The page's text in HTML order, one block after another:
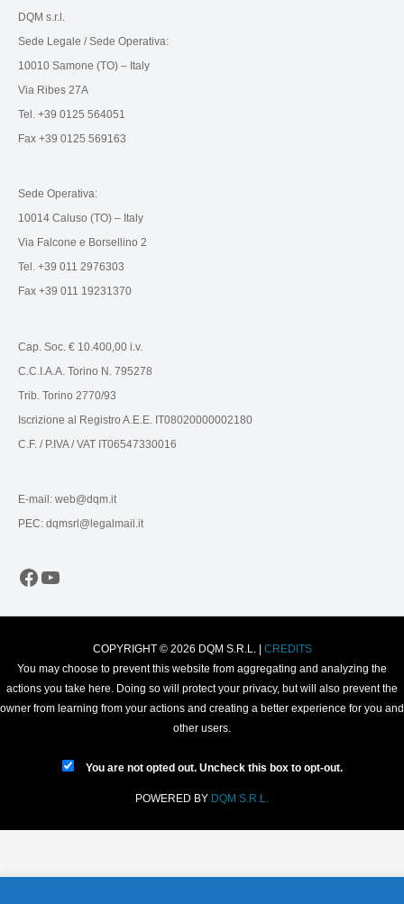
DQM s.r.l.
Sede Legale / Sede Operativa:
10010 Samone (TO) – Italy
Via Ribes 27A
Tel. +39 0125 564051
Fax +39 0125 569163
Sede Operativa:
10014 Caluso (TO) – Italy
Via Falcone e Borsellino 2
Tel. +39 011 2976303
Fax +39 011 19231370
Cap. Soc. € 10.400,00 i.v.
C.C.I.A.A. Torino N. 795278
Trib. Torino 2770/93
Iscrizione al Registro A.E.E. IT08020000002180
C.F. / P.IVA / VAT IT06547330016
E-mail: web@dqm.it
PEC: dqmsrl@legalmail.it
Facebook
YouTube
COPYRIGHT © 2026 DQM S.R.L. | CREDITS
You may choose to prevent this website from aggregating and analyzing the
actions you take here. Doing so will protect your privacy, but will also prevent the
owner from learning from your actions and creating a better experience for you and
other users.
You are not opted out. Uncheck this box to opt-out.
POWERED BY DQM S.R.L.